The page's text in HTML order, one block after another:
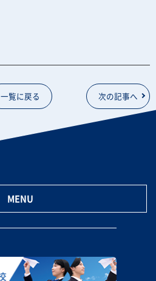
一覧に戻る 次の記事へ
MENU